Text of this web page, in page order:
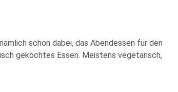
schon dabei, das Abendessen für den
gekochtes Essen. Meistens vegetarisch,